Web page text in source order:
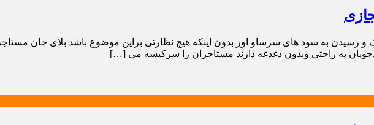
به سود های سرساو اور بدون اینکه هیچ نظارتی براین موضوع باشد بلای جان
به راحتی وبدون دغدغه دارند مستاجران را سرکیسه می […]